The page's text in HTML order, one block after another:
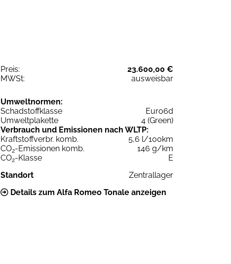
Preis:
23.600,00 €
MWSt:
ausweisbar
Umweltnormen:
Schadstoffklasse
Euro6d
Umweltplakette
4 (Green)
Verbrauch und Emissionen nach WLTP:
Kraftstoffverbr. komb.
5,6 l/100km
CO2-Emissionen komb.
146 g/km
CO2-Klasse
E
Standort
Zentrallager
Details zum Alfa Romeo Tonale anzeigen